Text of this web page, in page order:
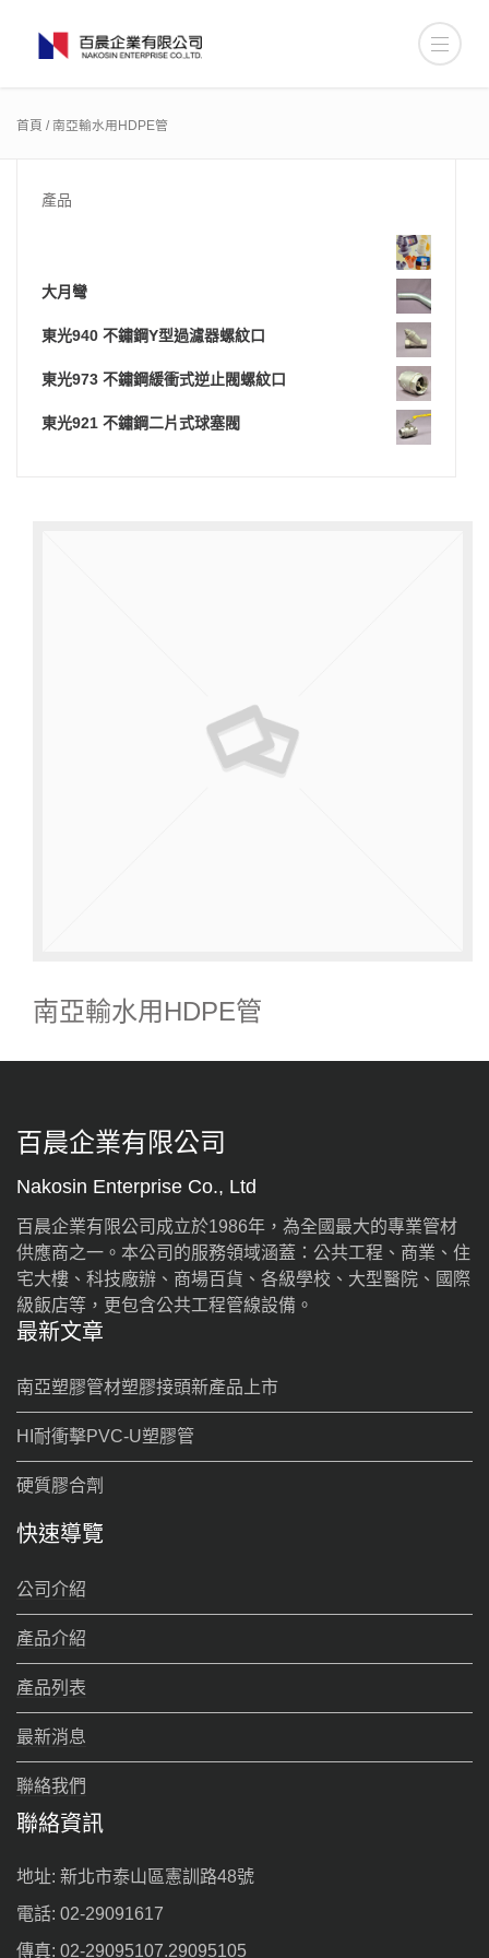
首頁 / 南亞輸水用HDPE管
產品
大月彎
東光940 不鏽鋼Y型過濾器螺紋口
東光973 不鏽鋼緩衝式逆止閥螺紋口
東光921 不鏽鋼二片式球塞閥
南亞輸水用HDPE管
百晨企業有限公司
Nakosin Enterprise Co., Ltd
百晨企業有限公司成立於1986年，為全國最大的專業管材
供應商之一。本公司的服務領域涵蓋：公共工程、商業、住
宅大樓、科技廠辦、商場百貨、各級學校、大型醫院、國際
級飯店等，更包含公共工程管線設備。
最新文章
南亞塑膠管材塑膠接頭新產品上市
HI耐衝擊PVC-U塑膠管
硬質膠合劑
快速導覽
公司介紹
產品介紹
產品列表
最新消息
聯絡我們
聯絡資訊
地址: 新北市泰山區憲訓路48號
電話: 02-29091617
傳真: 02-29095107.29095105